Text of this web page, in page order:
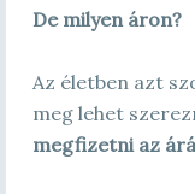
De milyen áron?
Az életben azt
meg lehet
megfizetni az